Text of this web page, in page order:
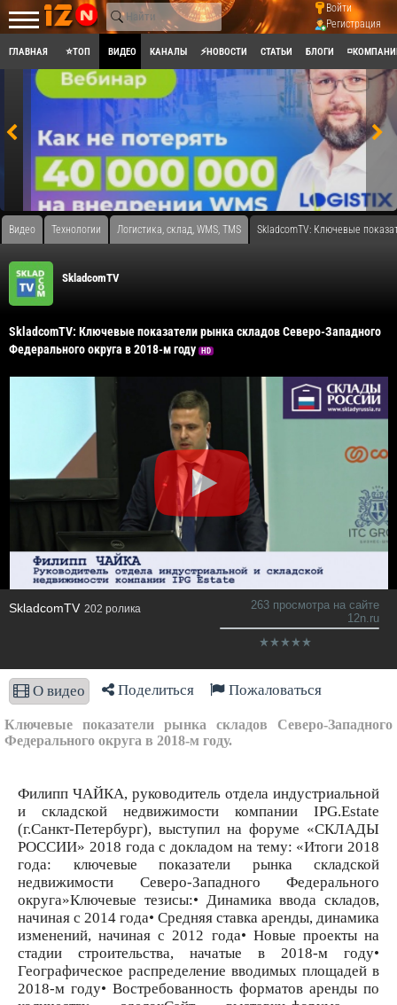
Войти
Регистрация
ГЛАВНАЯ ⭐ТОП ВИДЕО КАНАЛЫ ⚡НОВОСТИ СТАТЬИ БЛОГИ
Видео Технологии Логистика, склад, WMS, TMS SkladcomTV: Ключевые
SkladcomTV
SkladcomTV: Ключевые показатели рынка складов Северо-Западного
Федерального округа в 2018-м году
HD
SkladcomTV 202 ролика
263 просмотра на сайте
12n.ru
О видео Поделиться Пожаловаться
Ключевые показатели рынка складов Северо-Западного
Федерального округа в 2018-м году.
Филипп ЧАЙКА, руководитель отдела индустриальной
и складской недвижимости компании IPG.Estate
(г.Санкт-Петербург), выступил на форуме «СКЛАДЫ
РОССИИ» 2018 года с докладом на тему: «Итоги 2018
года: ключевые показатели рынка складской
недвижимости Северо-Западного Федерального
округа»Ключевые тезисы:• Динамика ввода складов,
начиная с 2014 года• Средняя ставка аренды, динамика
изменений, начиная с 2012 года• Новые проекты на
стадии строительства, начатые в 2018-м году•
Географическое распределение вводимых площадей в
2018-м году• Востребованность форматов аренды по